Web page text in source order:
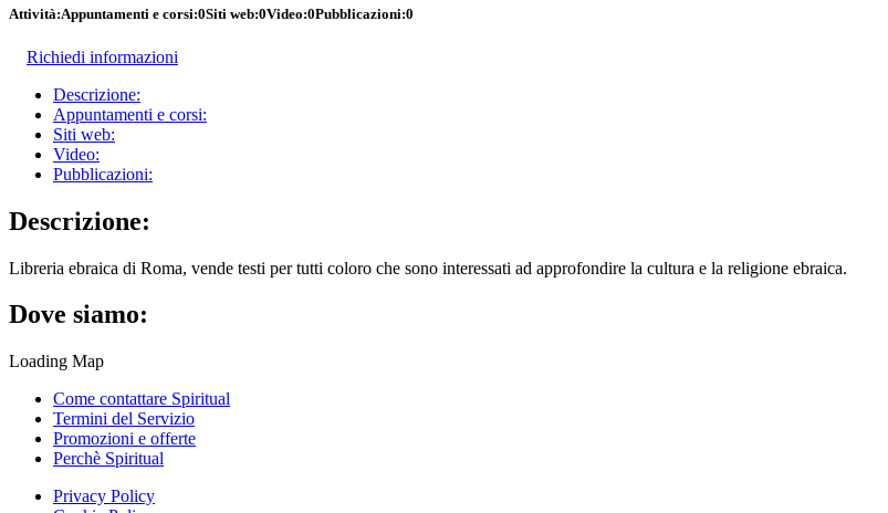
Attività:Appuntamenti e corsi:0Siti web:0Video:0Pubblicazioni:0
Richiedi informazioni
Descrizione:
Appuntamenti e corsi:
Siti web:
Video:
Pubblicazioni:
Descrizione:
Libreria ebraica di Roma, vende testi per tutti coloro che sono interessati ad approfondire la cultura e la religione ebraica.
Dove siamo:
Loading Map
Come contattare Spiritual
Termini del Servizio
Promozioni e offerte
Perchè Spiritual
Privacy Policy